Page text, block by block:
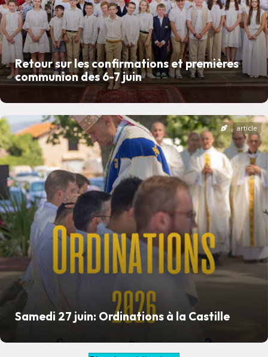
Retour sur les confirmations et premières
communion des 6-7 juin
Samedi 27 juin: Ordinations à la Castille
article